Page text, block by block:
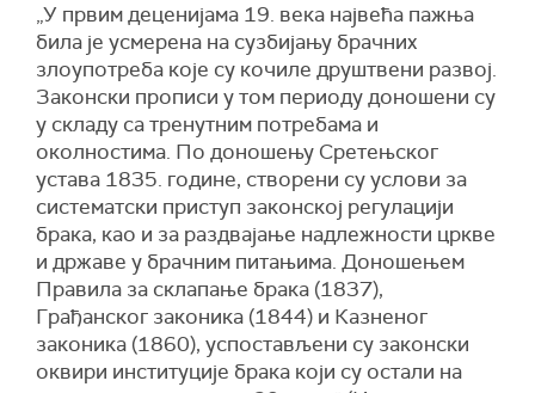
„У првим деценијама 19. века највећа пажња
била је усмерена на сузбијању брачних
злоупотреба које су кочиле друштвени развој.
Законски прописи у том периоду доношени су
у складу са тренутним потребама и
околностима. По доношењу Сретењског
устава 1835. године, створени су услови за
систематски приступ законској регулацији
брака, као и за раздвајање надлежности цркве
и државе у брачним питањима. Доношењем
Правила за склапање брака (1837),
Грађанског законика (1844) и Казненог
законика (1860), успостављени су законски
оквири институције брака који су остали на